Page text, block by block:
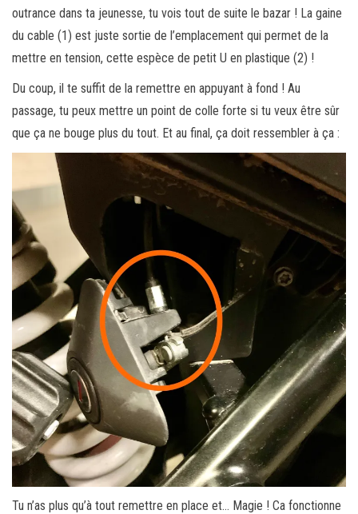
outrance dans ta jeunesse, tu vois tout de suite le bazar ! La gaine
du cable (1) est juste sortie de l’emplacement qui permet de la
mettre en tension, cette espèce de petit U en plastique (2) !
Du coup, il te suffit de la remettre en appuyant à fond ! Au
passage, tu peux mettre un point de colle forte si tu veux être sûr
que ça ne bouge plus du tout. Et au final, ça doit ressembler à ça :
Tu n’as plus qu’à tout remettre en place et… Magie ! Ca fonctionne